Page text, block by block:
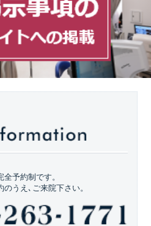
全予約制です。
うえ､ご来院下さい。